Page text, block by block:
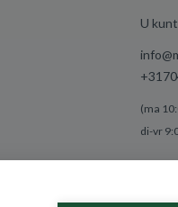
U
(ma
di-vr